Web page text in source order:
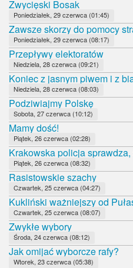
Zwycięski Bosak
Poniedziałek, 29 czerwca (01:45)
Zawsze skorzy do pomocy
Poniedziałek, 29 czerwca (08:17)
Przepływy elektoratów
Niedziela, 28 czerwca (09:21)
Koniec z jasnym piwem i z
Niedziela, 28 czerwca (08:03)
Podziwiajmy Polskę
Sobota, 27 czerwca (10:12)
Mamy dość!
Piątek, 26 czerwca (02:28)
Krakowska policja
Piątek, 26 czerwca (08:32)
Rasistowskie szachy
Czwartek, 25 czerwca (04:27)
Kukliński ważniejszy od
Czwartek, 25 czerwca (08:07)
Zwykłe wybory
Środa, 24 czerwca (08:12)
Jak omijać wyborcze rafy?
Wtorek, 23 czerwca (05:38)